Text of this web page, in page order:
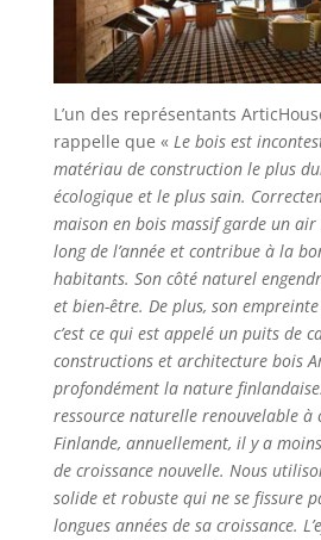
L’un des représentants
rappelle que « Le bois est
matériau de construction le plus
écologique et le plus sain.
maison en bois massif garde un
long de l’année et contribue à la
habitants. Son côté naturel
et bien-être. De plus, son
c’est ce qui est appelé un puits de
constructions et architecture bois
profondément la nature
ressource naturelle renouvelable à
Finlande, annuellement, il y a
de croissance nouvelle. Nous
solide et robuste qui ne se fissure
longues années de sa croissance.